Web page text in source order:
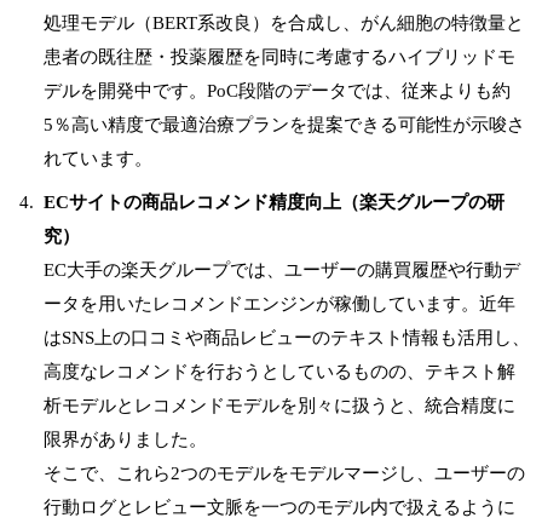
処理モデル（BERT系改良）を合成し、がん細胞の特徴量と
患者の既往歴・投薬履歴を同時に考慮するハイブリッドモ
デルを開発中です。PoC段階のデータでは、従来よりも約
5％高い精度で最適治療プランを提案できる可能性が示唆さ
れています。
ECサイトの商品レコメンド精度向上（楽天グループの研
究）
EC大手の楽天グループでは、ユーザーの購買履歴や行動デ
ータを用いたレコメンドエンジンが稼働しています。近年
はSNS上の口コミや商品レビューのテキスト情報も活用し、
高度なレコメンドを行おうとしているものの、テキスト解
析モデルとレコメンドモデルを別々に扱うと、統合精度に
限界がありました。
そこで、これら2つのモデルをモデルマージし、ユーザーの
行動ログとレビュー文脈を一つのモデル内で扱えるように